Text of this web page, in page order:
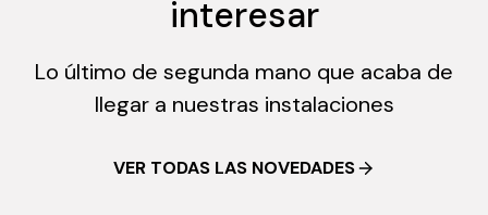
interesar
Lo último de segunda mano que acaba de
llegar a nuestras instalaciones
VER TODAS LAS NOVEDADES